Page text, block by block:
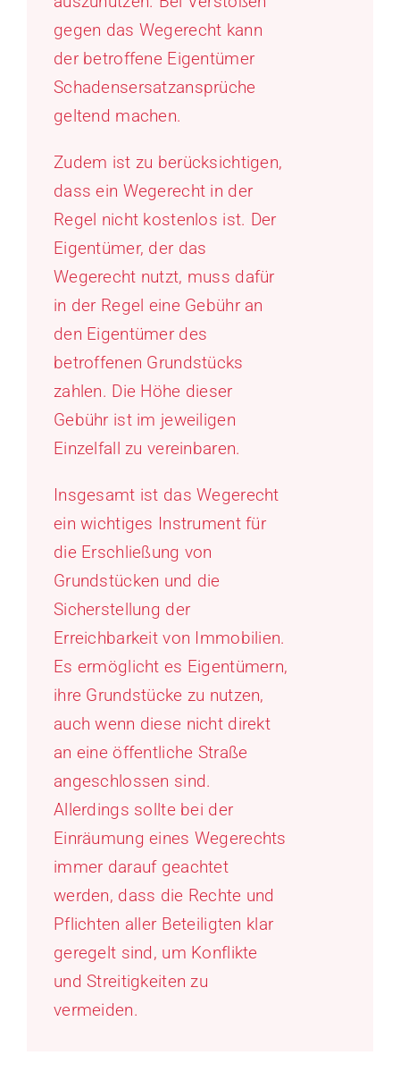
gegen das Wegerecht kann
der betroffene Eigentümer
Schadensersatzansprüche
geltend machen.
Zudem ist zu berücksichtigen,
dass ein Wegerecht in der
Regel nicht kostenlos ist. Der
Eigentümer, der das
Wegerecht nutzt, muss dafür
in der Regel eine Gebühr an
den Eigentümer des
betroffenen Grundstücks
zahlen. Die Höhe dieser
Gebühr ist im jeweiligen
Einzelfall zu vereinbaren.
Insgesamt ist das Wegerecht
ein wichtiges Instrument für
die Erschließung von
Grundstücken und die
Sicherstellung der
Erreichbarkeit von Immobilien.
Es ermöglicht es Eigentümern,
ihre Grundstücke zu nutzen,
auch wenn diese nicht direkt
an eine öffentliche Straße
angeschlossen sind.
Allerdings sollte bei der
Einräumung eines Wegerechts
immer darauf geachtet
werden, dass die Rechte und
Pflichten aller Beteiligten klar
geregelt sind, um Konflikte
und Streitigkeiten zu
vermeiden.